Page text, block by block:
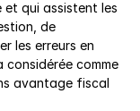
et qui assistent les
de
les erreurs en
comme
avantage fiscal